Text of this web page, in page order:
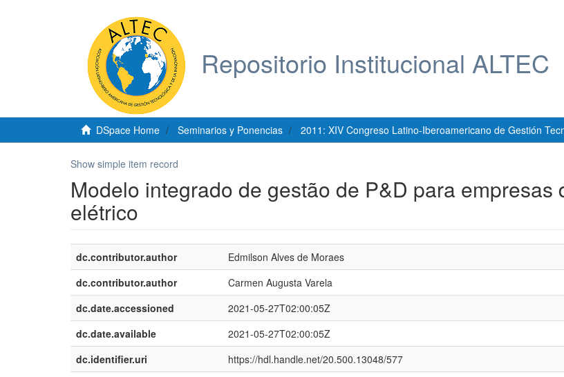
Repositorio Institucional ALTEC
DSpace Home Seminarios y Ponencias 2011: XIV Congreso Latino-Iberoamericano de Gestión
Show simple item record
Modelo integrado de gestão de P&D para empresas
elétrico
dc.contributor.author
Edmilson Alves de Moraes
dc.contributor.author
Carmen Augusta Varela
dc.date.accessioned
2021-05-27T02:00:05Z
dc.date.available
2021-05-27T02:00:05Z
dc.identifier.uri
https://hdl.handle.net/20.500.13048/577